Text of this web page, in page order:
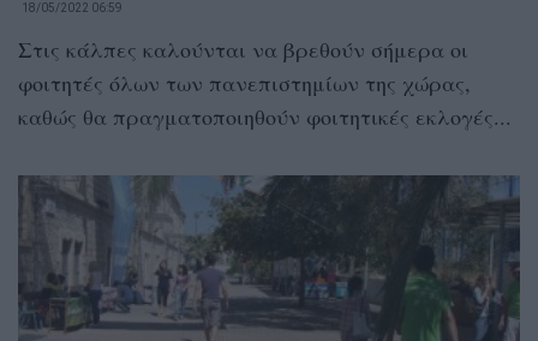
18/05/2022 06:59
Στις κάλπες καλούνται να βρεθούν σήμερα οι
φοιτητές όλων των πανεπιστημίων της χώρας,
καθώς θα πραγματοποιηθούν φοιτητικές εκλογές...